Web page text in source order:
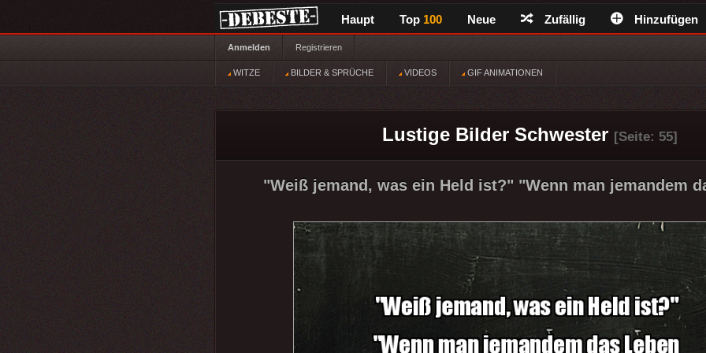
Haupt Top 100 Neue Zufällig Hinzufügen
Anmelden Registrieren
WITZE BILDER & SPRÜCHE VIDEOS GIF ANIMATIONEN
Lustige Bilder Schwester [Seite: 55]
"Weiß jemand, was ein Held ist?" "Wenn man jemandem